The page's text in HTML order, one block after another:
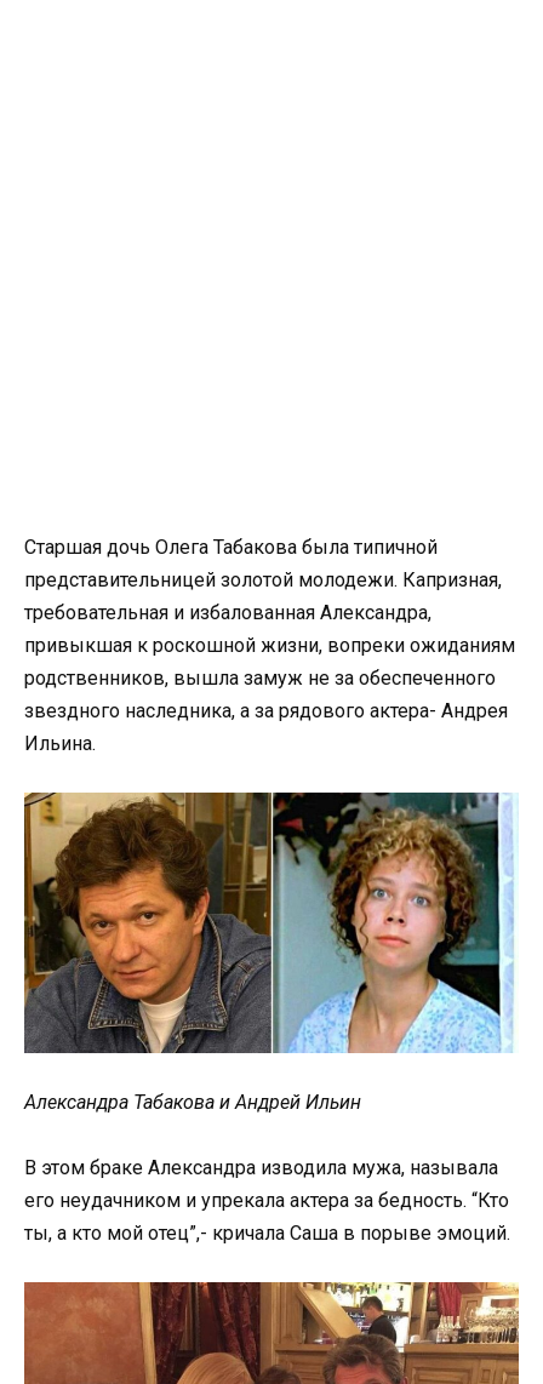
Старшая дочь Олега Табакова была типичной
представительницей золотой молодежи. Капризная,
требовательная и избалованная Александра,
привыкшая к роскошной жизни, вопреки ожиданиям
родственников, вышла замуж не за обеспеченного
звездного наследника, а за рядового актера- Андрея
Ильина.
Александра Табакова и Андрей Ильин
В этом браке Александра изводила мужа, называла
его неудачником и упрекала актера за бедность. “Кто
ты, а кто мой отец”,- кричала Саша в порыве эмоций.